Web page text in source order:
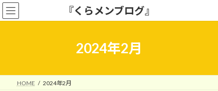
コ
ン
ナ
ビ
『くらメンブログ』
2024年2月
HOME 2024年2月